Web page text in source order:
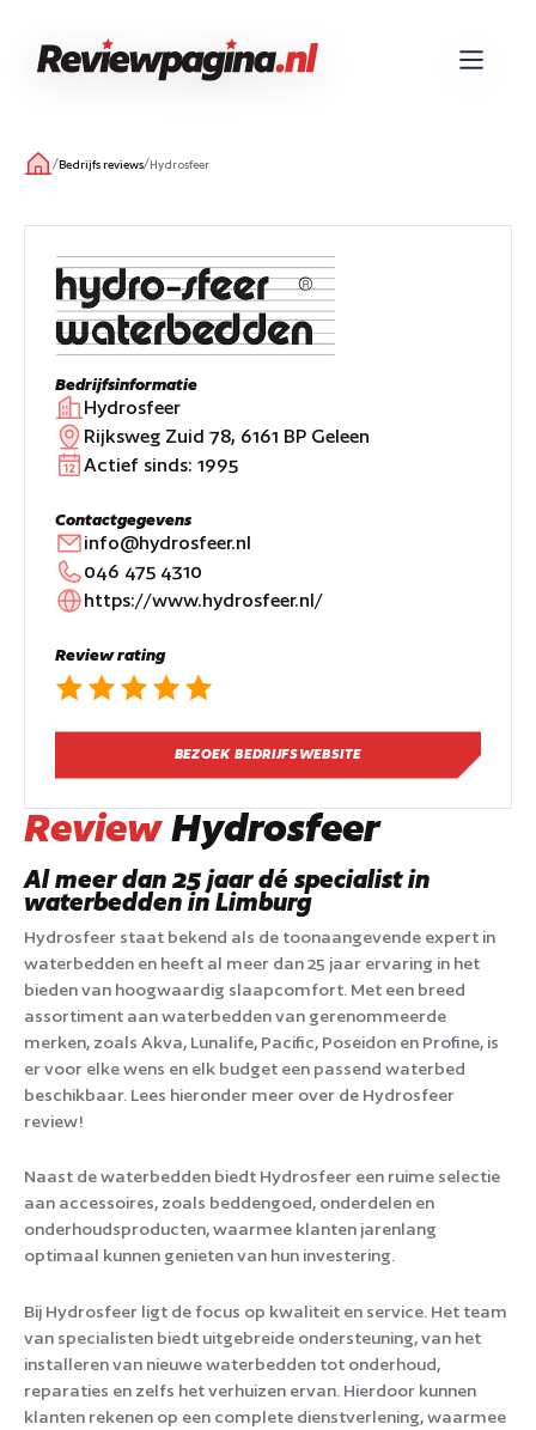
/Bedrijfs reviews/Hydrosfeer
Bedrijfsinformatie
Hydrosfeer
Rijksweg Zuid 78, 6161 BP Geleen
Actief sinds: 1995
Contactgegevens
info@hydrosfeer.nl
046 475 4310
https://www.hydrosfeer.nl/
Review rating
BEZOEK BEDRIJFSWEBSITE
Review Hydrosfeer
Al meer dan 25 jaar dé specialist in
waterbedden in Limburg
Hydrosfeer staat bekend als de toonaangevende expert in
waterbedden en heeft al meer dan 25 jaar ervaring in het
bieden van hoogwaardig slaapcomfort. Met een breed
assortiment aan waterbedden van gerenommeerde
merken, zoals Akva, Lunalife, Pacific, Poseidon en Profine, is
er voor elke wens en elk budget een passend waterbed
beschikbaar. Lees hieronder meer over de Hydrosfeer
review!
Naast de waterbedden biedt Hydrosfeer een ruime selectie
aan accessoires, zoals beddengoed, onderdelen en
onderhoudsproducten, waarmee klanten jarenlang
optimaal kunnen genieten van hun investering.
Bij Hydrosfeer ligt de focus op kwaliteit en service. Het team
van specialisten biedt uitgebreide ondersteuning, van het
installeren van nieuwe waterbedden tot onderhoud,
reparaties en zelfs het verhuizen ervan. Hierdoor kunnen
klanten rekenen op een complete dienstverlening, waarmee